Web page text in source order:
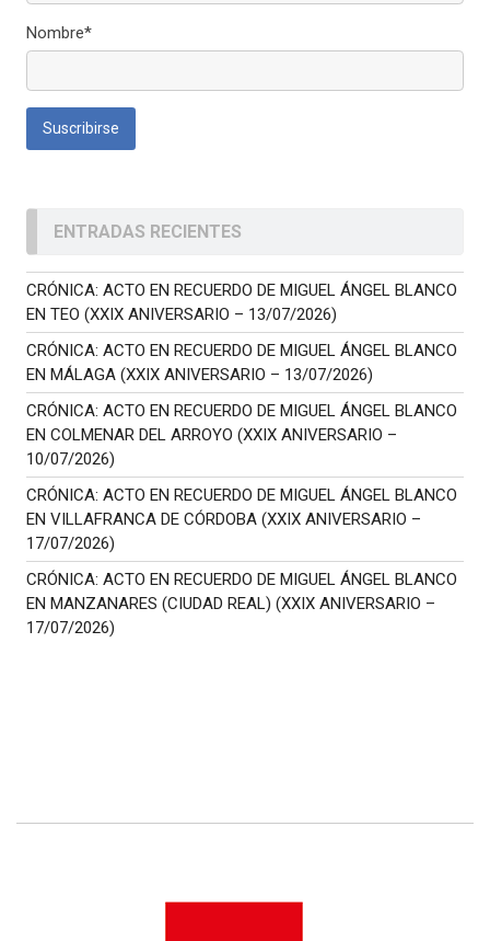
Nombre*
ENTRADAS RECIENTES
CRÓNICA: ACTO EN RECUERDO DE MIGUEL ÁNGEL BLANCO
EN TEO (XXIX ANIVERSARIO – 13/07/2026)
CRÓNICA: ACTO EN RECUERDO DE MIGUEL ÁNGEL BLANCO
EN MÁLAGA (XXIX ANIVERSARIO – 13/07/2026)
CRÓNICA: ACTO EN RECUERDO DE MIGUEL ÁNGEL BLANCO
EN COLMENAR DEL ARROYO (XXIX ANIVERSARIO –
10/07/2026)
CRÓNICA: ACTO EN RECUERDO DE MIGUEL ÁNGEL BLANCO
EN VILLAFRANCA DE CÓRDOBA (XXIX ANIVERSARIO –
17/07/2026)
CRÓNICA: ACTO EN RECUERDO DE MIGUEL ÁNGEL BLANCO
EN MANZANARES (CIUDAD REAL) (XXIX ANIVERSARIO –
17/07/2026)